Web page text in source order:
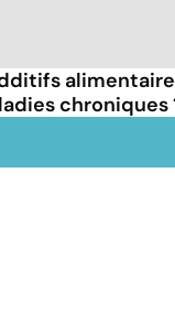
chroniques